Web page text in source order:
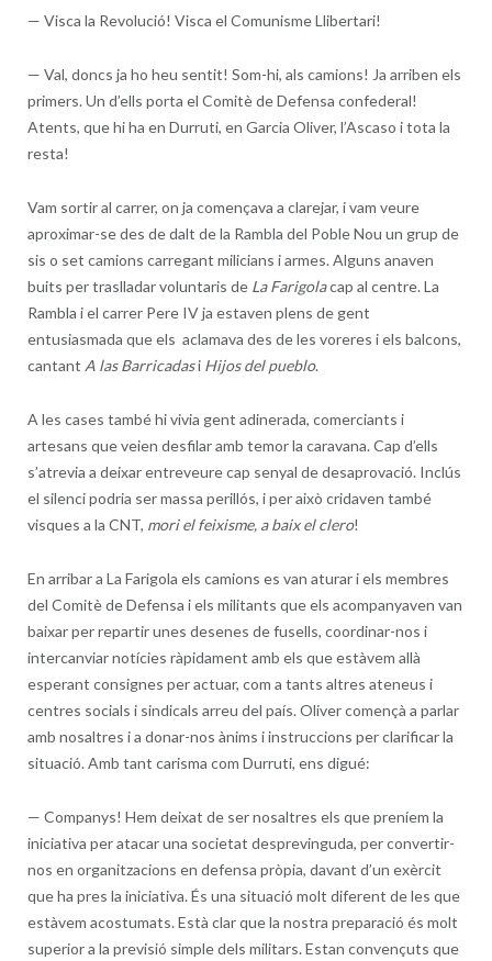
— Visca la Revolució! Visca el Comunisme Llibertari!
— Val, doncs ja ho heu sentit! Som-hi, als camions! Ja arriben els
primers. Un d’ells porta el Comitè de Defensa confederal!
Atents, que hi ha en Durruti, en Garcia Oliver, l’Ascaso i tota la
resta!
Vam sortir al carrer, on ja començava a clarejar, i vam veure
aproximar-se des de dalt de la Rambla del Poble Nou un grup de
sis o set camions carregant milicians i armes. Alguns anaven
buits per traslladar voluntaris de La Farigolacap al centre. La
Rambla i el carrer Pere IV ja estaven plens de gent
entusiasmada que els aclamava des de les voreres i els balcons,
cantant A las Barricadasi Hijos del pueblo.
A les cases també hi vivia gent adinerada, comerciants i
artesans que veien desfilar amb temor la caravana. Cap d’ells
s’atrevia a deixar entreveure cap senyal de desaprovació. Inclús
el silenci podria ser massa perillós, i per això cridaven també
visques a la CNT, mori el feixisme, a baix el clero!
En arribar a La Farigola els camions es van aturar i els membres
del Comitè de Defensa i els militants que els acompanyaven van
baixar per repartir unes desenes de fusells, coordinar-nos i
intercanviar notícies ràpidament amb els que estàvem allà
esperant consignes per actuar, com a tants altres ateneus i
centres socials i sindicals arreu del país. Oliver començà a parlar
amb nosaltres i a donar-nos ànims i instruccions per clarificar la
situació. Amb tant carisma com Durruti, ens digué:
— Companys! Hem deixat de ser nosaltres els que preníem la
iniciativa per atacar una societat desprevinguda, per convertir-
nos en organitzacions en defensa pròpia, davant d’un exèrcit
que ha pres la iniciativa. És una situació molt diferent de les que
estàvem acostumats. Està clar que la nostra preparació és molt
superior a la previsió simple dels militars. Estan convençuts que